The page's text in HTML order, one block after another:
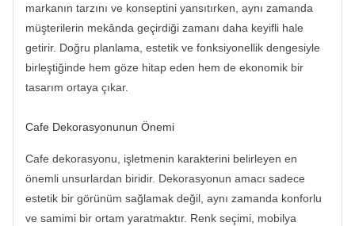
markanın tarzını ve konseptini yansıtırken, aynı zamanda
müşterilerin mekânda geçirdiği zamanı daha keyifli hale
getirir. Doğru planlama, estetik ve fonksiyonellik dengesiyle
birleştiğinde hem göze hitap eden hem de ekonomik bir
tasarım ortaya çıkar.
Cafe Dekorasyonunun Önemi
Cafe dekorasyonu, işletmenin karakterini belirleyen en
önemli unsurlardan biridir. Dekorasyonun amacı sadece
estetik bir görünüm sağlamak değil, aynı zamanda konforlu
ve samimi bir ortam yaratmaktır. Renk seçimi, mobilya